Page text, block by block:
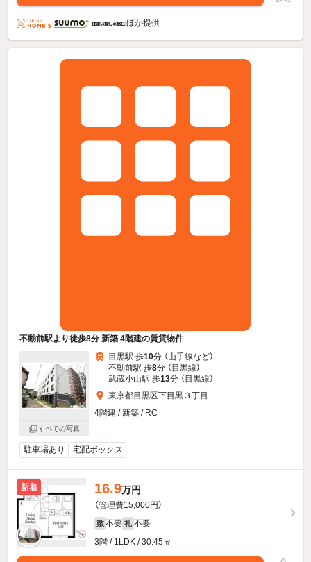
ほか提供
不動前駅より徒歩8分 新築 4階建の賃貸物件
すべての写真
目黒駅 歩10分 （山手線など）
不動前駅 歩8分 （目黒線）
武蔵小山駅 歩13分 （目黒線）
東京都目黒区下目黒３丁目
4階建 / 新築 / RC
駐車場あり 宅配ボックス
新着 16.9万円
（管理費15,000円）
敷 不要 礼 不要
3階 / 1LDK / 30.45㎡